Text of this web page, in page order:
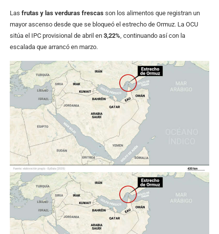
Las frutas y las verduras frescas son los alimentos que registran un
mayor ascenso desde que se bloqueó el estrecho de Ormuz. La OCU
sitúa el IPC provisional de abril en 3,22% , continuando así con la
escalada que arrancó en marzo.